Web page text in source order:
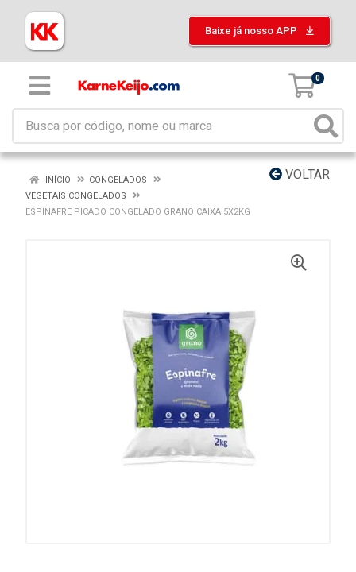
Baixe já nosso APP
0
VOLTAR
INÍCIO
CONGELADOS
VEGETAIS CONGELADOS
ESPINAFRE PICADO CONGELADO GRANO CAIXA 5X2KG